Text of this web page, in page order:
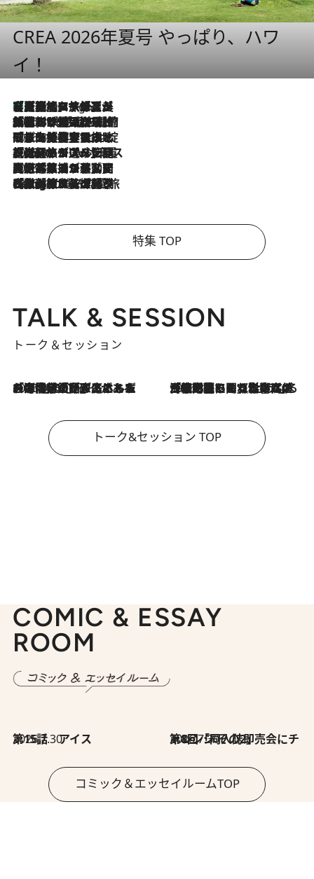
CREA 2026年夏号 やっぱり、ハワ
イ！
8 Hours Ago
【厳選旅コスメ】「多機能アイテムがメイン！」旅好き美容エディターが選んだ夏旅ベストコスメを発表【Mサイズジップ】
2026.8.6
「荷物が増えるほど旅ストレスは増す」美容ジャーナリストがたどり着いた最終結論。“化粧品を劇的に減らす”感動の凝縮美容とは
2026.8.6
「旅先には金髪ウィッグを持参」日本と同じメイクでは損してる!? 美容ジャーナリストが提案する“掟破りの旅美容”とは
2026.8.6
【厳選旅コスメ】「身軽さ＆UV対策重視！」ヘアアーティストshucoが選んだ夏旅ベストコスメを発表【Mサイズジップ】
2026.8.5
【厳選旅コスメ】国内をあちこち移動する河井菜摘が選んだ夏旅ベストコスメ発表！「リラックスアイテムはマスト」【Mサイズジップ】
2026.8.4
【厳選旅コスメ】「紫外線＆乾燥対策しながらメイク感も！」ヘア＆メイクGeorgeが選んだ夏旅ベストコスメを発表！【Mサイズジップ】
特集 TOP
TALK & SESSION
トーク＆セッション
2026.8.3
「今後値上げがあるとすれば…」「リスクがあるのは今年の冬」エネルギー専門家が語る、ホルムズ海峡封鎖が家庭にもたらす“ある心配” 2026.8.3
「住宅建てられない…」「サーチャージ料の高値が続いている」ホルムズ海峡封鎖による影響はいつまで続く？《エネルギー専門家に聞く“どうなる日本の暮らし”》
トーク&セッション TOP
COMIC & ESSAY
ROOM
2026.7.30
第15話 アイス 2026.7.30
第8回「同人誌即売会にチャレンジ その2」
コミック＆エッセイルームTOP